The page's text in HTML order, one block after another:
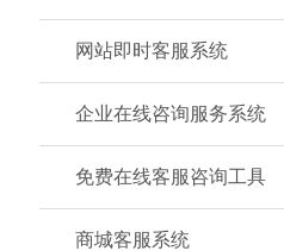
网站即时客服系统
企业在线咨询服务系统
免费在线客服咨询工具
商城客服系统